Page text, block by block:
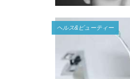
ヘルス&ビューティー